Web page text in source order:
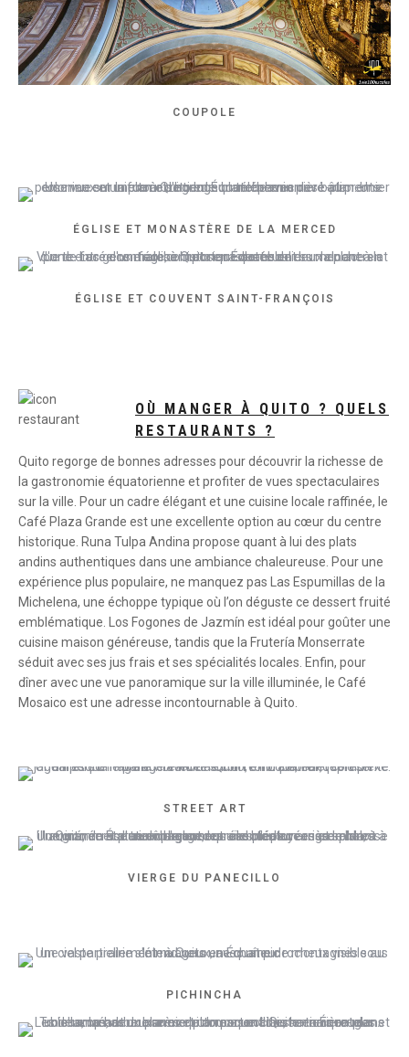
COUPOLE
ÉGLISE ET MONASTÈRE DE LA MERCED
ÉGLISE ET COUVENT SAINT-FRANÇOIS
OÙ MANGER À QUITO ? QUELS
RESTAURANTS ?
Quito regorge de bonnes adresses pour découvrir la richesse de
la gastronomie équatorienne et profiter de vues spectaculaires
sur la ville. Pour un cadre élégant et une cuisine locale raffinée, le
Café Plaza Grande est une excellente option au cœur du centre
historique. Runa Tulpa Andina propose quant à lui des plats
andins authentiques dans une ambiance chaleureuse. Pour une
expérience plus populaire, ne manquez pas Las Espumillas de la
Michelena, une échoppe typique où l’on déguste ce dessert fruité
emblématique. Los Fogones de Jazmín est idéal pour goûter une
cuisine maison généreuse, tandis que la Frutería Monserrate
séduit avec ses jus frais et ses spécialités locales. Enfin, pour
dîner avec une vue panoramique sur la ville illuminée, le Café
Mosaico est une adresse incontournable à Quito.
STREET ART
VIERGE DU PANECILLO
PICHINCHA